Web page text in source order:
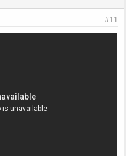
#11